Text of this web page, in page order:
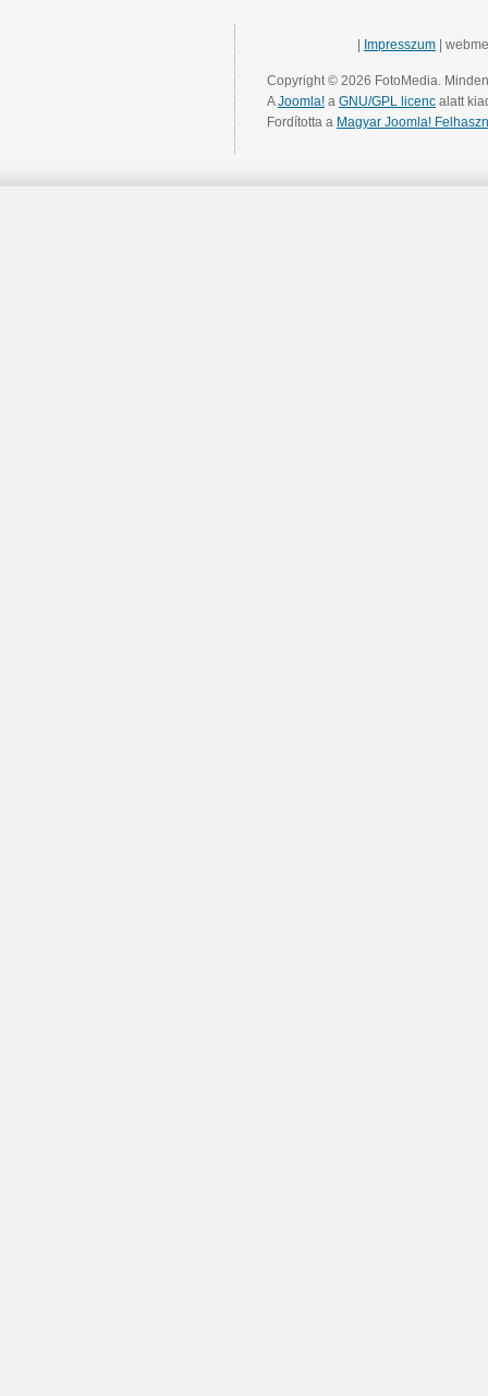
Impresszum |
Copyright © 2026 FotoMedia.
AJoomla! a GNU/GPL licenc alatt
Fordította a Magyar Joomla!